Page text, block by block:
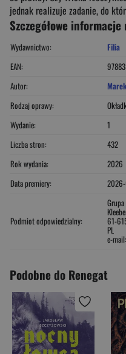
jednak realizuje zadanie, do
Szczegółowe
Wydawnictwo:
Filia
EAN:
Autor:
Rodzaj oprawy:
Wydanie:
1
Liczba stron:
432
Rok wydania:
2026
Data premiery:
Podmiot odpowiedzialny: 61-
PL
e-mail:
Podobne do Renegat